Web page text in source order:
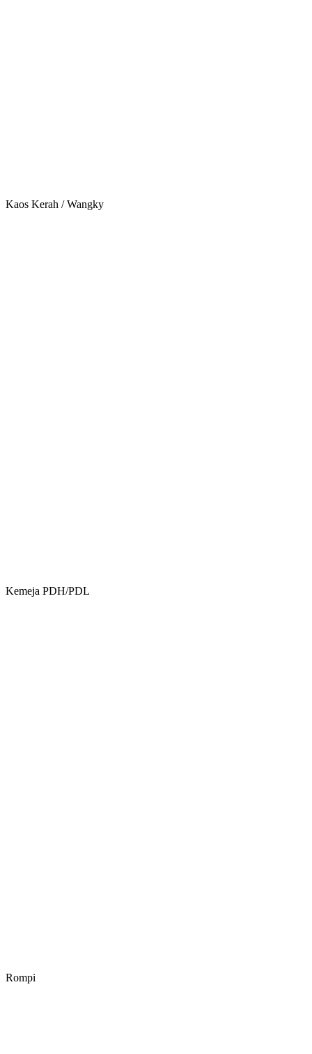
Kaos Kerah / Wangky
Kemeja PDH/PDL
Rompi